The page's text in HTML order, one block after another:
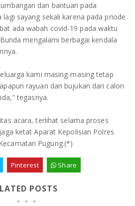
dan bantuan pada
sayang sekali karena pada priode
ada wabah covid-19 pada waktu
mengalami berbagai kendala
kami masing-masing tetap
rayuan dan bujukan dari calon
tegasnya.
acara, terlihat selama proses
ketat Aparat Kepolisian Polres
Pugung.(*)
Pinterest Share
POSTS